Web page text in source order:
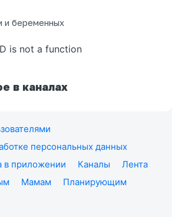
и беременных
is not a function
в каналах
персональных данных
в приложении Каналы
Лента
Мамам
Планирующим